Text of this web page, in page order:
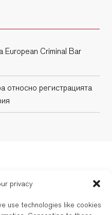
privacy
use technologies like cookies
European Criminal Bar
относно регистрацията
квалифицирани адвокати на